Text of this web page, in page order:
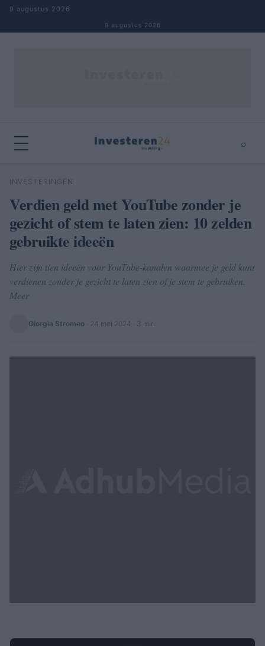
Naar inhoud springen
9 augustus 2026
9 augustus 2026
⌕
Zoeken
INVESTERINGEN
Verdien geld met YouTube zonder je
gezicht of stem te laten zien: 10 zelden
gebruikte ideeën
Hier zijn tien ideeën voor YouTube-kanalen waarmee je geld kunt
verdienen zonder je gezicht te laten zien of je stem te gebruiken.
Meer
Giorgia Stromeo 24 mei 2024 · 3 min